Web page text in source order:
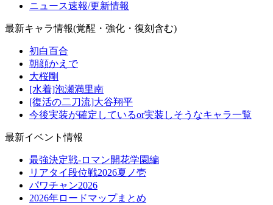
ニュース速報/更新情報
最新キャラ情報(覚醒・強化・復刻含む)
初白百合
朝顔かえで
大桜剛
[水着]泡瀬満里南
[復活の二刀流]大谷翔平
今後実装が確定しているor実装しそうなキャラ一覧
最新イベント情報
最強決定戦-ロマン開花学園編
リアタイ段位戦2026夏ノ壱
パワチャン2026
2026年ロードマップまとめ